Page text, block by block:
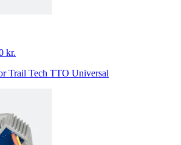
kr.
Trail Tech TTO Universal